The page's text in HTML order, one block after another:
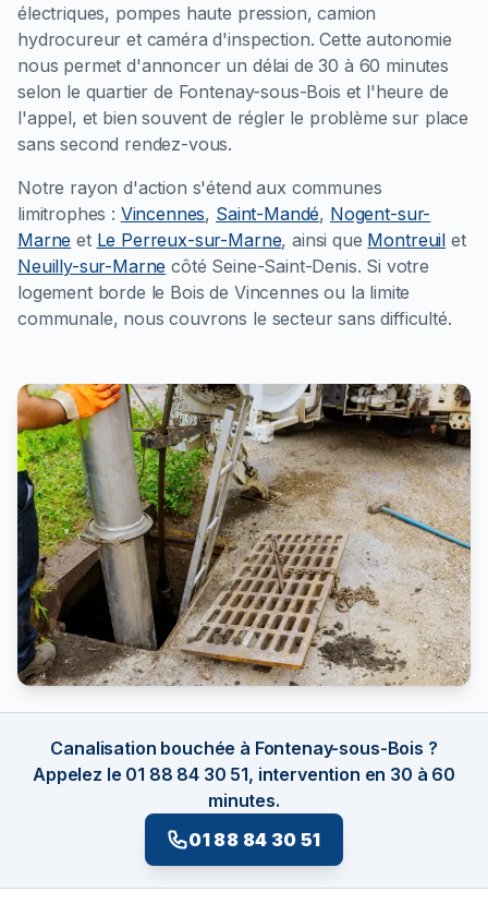
électriques, pompes haute pression, camion
hydrocureur et caméra d'inspection. Cette autonomie
nous permet d'annoncer un délai de 30 à 60 minutes
selon le quartier de Fontenay-sous-Bois et l'heure de
l'appel, et bien souvent de régler le problème sur place
sans second rendez-vous.
Notre rayon d'action s'étend aux communes
limitrophes : Vincennes, Saint-Mandé, Nogent-sur-
Marne et Le Perreux-sur-Marne, ainsi que Montreuil et
Neuilly-sur-Marne côté Seine-Saint-Denis. Si votre
logement borde le Bois de Vincennes ou la limite
communale, nous couvrons le secteur sans difficulté.
Canalisation bouchée à Fontenay-sous-Bois ?
Appelez le 01 88 84 30 51, intervention en 30 à 60
minutes.
01 88 84 30 51